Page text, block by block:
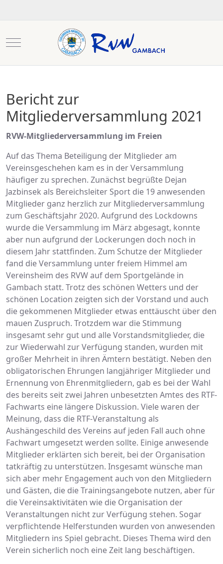
Mobile Menu Toggle
Bericht zur
Mitgliederversammlung 2021
RVW-Mitgliederversammlung im Freien
Auf das Thema Beteiligung der Mitglieder am
Vereinsgeschehen kam es in der Versammlung
häufiger zu sprechen. Zunächst begrüßte Dejan
Jazbinsek als Bereichsleiter Sport die 19 anwesenden
Mitglieder ganz herzlich zur Mitgliederversammlung
zum Geschäftsjahr 2020. Aufgrund des Lockdowns
wurde die Versammlung im März abgesagt, konnte
aber nun aufgrund der Lockerungen doch noch in
diesem Jahr stattfinden. Zum Schutze der Mitglieder
fand die Versammlung unter freiem Himmel am
Vereinsheim des RVW auf dem Sportgelände in
Gambach statt. Trotz des schönen Wetters und der
schönen Location zeigten sich der Vorstand und auch
die gekommenen Mitglieder etwas enttäuscht über den
mauen Zuspruch. Trotzdem war die Stimmung
insgesamt sehr gut und alle Vorstandsmitglieder, die
zur Wiederwahl zur Verfügung standen, wurden mit
großer Mehrheit in ihren Ämtern bestätigt. Neben den
obligatorischen Ehrungen langjähriger Mitglieder und
Ernennung von Ehrenmitgliedern, gab es bei der Wahl
des bereits seit zwei Jahren unbesetzten Amtes des RTF-
Fachwarts eine längere Diskussion. Viele waren der
Meinung, dass die RTF-Veranstaltung als
Aushängeschild des Vereins auf jeden Fall auch ohne
Fachwart umgesetzt werden sollte. Einige anwesende
Mitglieder erklärten sich bereit, bei der Organisation
tatkräftig zu unterstützen. Insgesamt wünsche man
sich aber mehr Engagement auch von den Mitgliedern
und Gästen, die die Trainingsangebote nutzen, aber für
die Vereinsaktivitäten wie die Organisation der
Veranstaltungen nicht zur Verfügung stehen. Sogar
verpflichtende Helferstunden wurden von anwesenden
Mitgliedern ins Spiel gebracht. Dieses Thema wird den
Verein sicherlich noch eine Zeit lang beschäftigen.